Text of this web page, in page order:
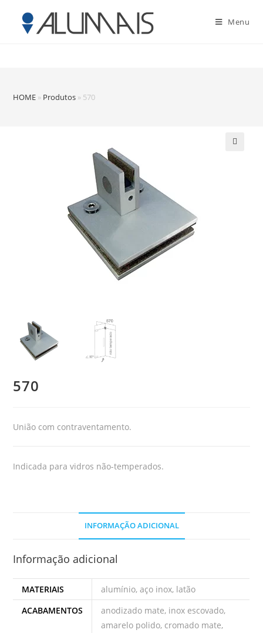
Menu
HOME » Produtos » 570
570
União com contraventamento.
Indicada para vidros não-temperados.
INFORMAÇÃO ADICIONAL
Informação adicional
MATERIAIS
alumínio, aço inox, latão
ACABAMENTOS
anodizado mate, inox escovado,
amarelo polido, cromado mate,